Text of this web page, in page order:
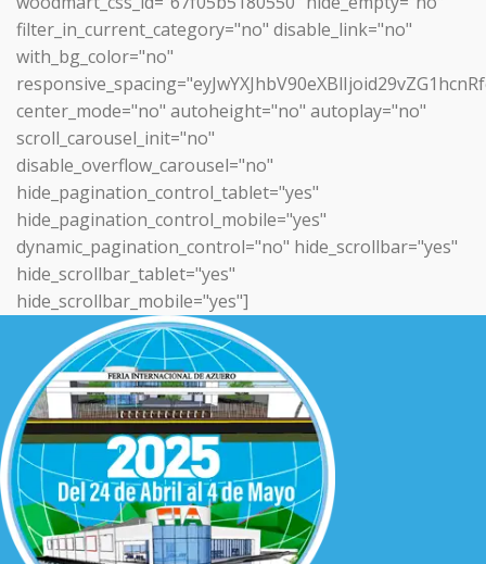
filter_in_current_category="no" disable_link="no"
with_bg_color="no"
center_mode="no" autoheight="no" autoplay="no"
scroll_carousel_init="no"
disable_overflow_carousel="no"
hide_pagination_control_tablet="yes"
hide_pagination_control_mobile="yes"
dynamic_pagination_control="no" hide_scrollbar="yes"
hide_scrollbar_tablet="yes"
hide_scrollbar_mobile="yes"]